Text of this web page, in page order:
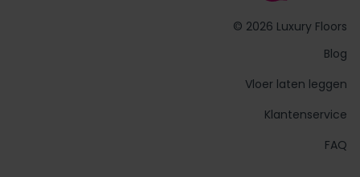
© 2026 Luxury Floors
Blog
Vloer laten leggen
Klantenservice
FAQ